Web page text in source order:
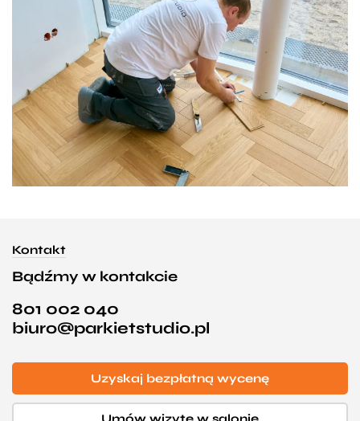
Kontakt
Bądźmy w kontakcie
801 002 040
biuro@parkietstudio.pl
Uzyskaj bezpłatną wycenę